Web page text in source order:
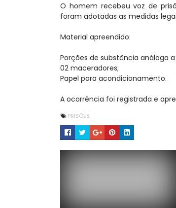
O homem recebeu voz de
foram adotadas as medidas
Material apreendido:
Porções de substância análoga
02 maceradores;
Papel para acondicionamento.
A ocorrência foi registrada e
PRISÕES